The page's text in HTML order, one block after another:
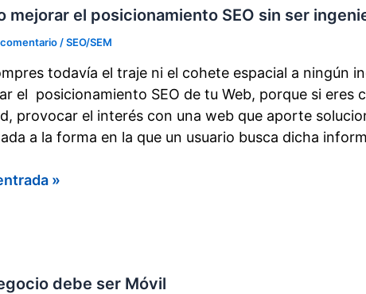
mejorar el posicionamiento SEO sin ser
comentario /SEO/SEM
todavía el traje ni el cohete espacial a ningún
el posicionamiento SEO de tu Web, porque si eres
provocar el interés con una web que aporte
a la forma en la que un usuario busca dicha
»
debe ser Móvil